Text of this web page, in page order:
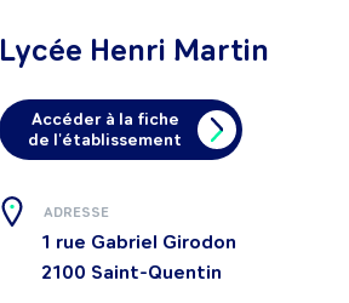
Lycée Henri Martin
Accéder à la fiche
de l'établissement
ADRESSE
1 rue Gabriel Girodon
2100 Saint-Quentin